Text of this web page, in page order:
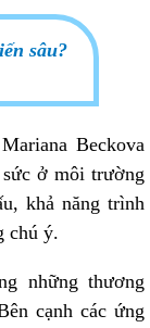
sâu?
Beckova
ở môi trường
khả năng trình
chú ý.
những thương
cạnh các ứng